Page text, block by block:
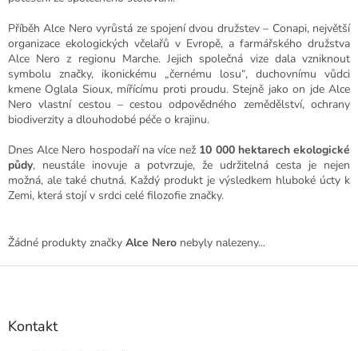
Příběh Alce Nero vyrůstá ze spojení dvou družstev – Conapi, největší
organizace ekologických včelařů v Evropě, a farmářského družstva
Alce Nero z regionu Marche. Jejich společná vize dala vzniknout
symbolu značky, ikonickému „černému losu“, duchovnímu vůdci
kmene Oglala Sioux, mířícímu proti proudu. Stejně jako on jde Alce
Nero vlastní cestou – cestou odpovědného zemědělství, ochrany
biodiverzity a dlouhodobé péče o krajinu.
Dnes Alce Nero hospodaří na více než 10 000 hektarech ekologické
půdy, neustále inovuje a potvrzuje, že udržitelná cesta je nejen
možná, ale také chutná. Každý produkt je výsledkem hluboké úcty k
Zemi, která stojí v srdci celé filozofie značky.
Žádné produkty značky Alce Nero nebyly nalezeny...
Z
Kontakt